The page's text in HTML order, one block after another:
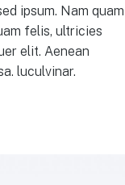
ipsum. Nam quam
felis, ultricies
elit. Aenean
luculvinar.